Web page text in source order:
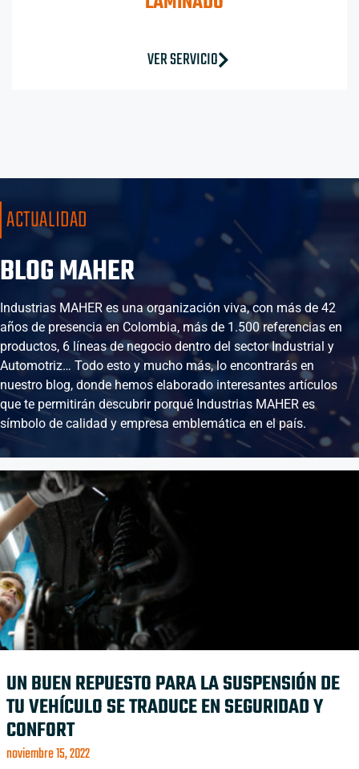
VER SERVICIO
ACTUALIDAD
BLOG MAHER
Industrias MAHER es una organización viva, con más de 42
años de presencia en Colombia, más de 1.500 referencias en
productos, 6 líneas de negocio dentro del sector Industrial y
Automotriz… Todo esto y mucho más, lo encontrarás en
nuestro blog, donde hemos elaborado interesantes artículos
que te permitirán descubrir porqué Industrias MAHER es
símbolo de calidad y empresa emblemática en el país.
UN BUEN REPUESTO PARA LA SUSPENSIÓN DE
TU VEHÍCULO SE TRADUCE EN SEGURIDAD Y
CONFORT
noviembre 15, 2022